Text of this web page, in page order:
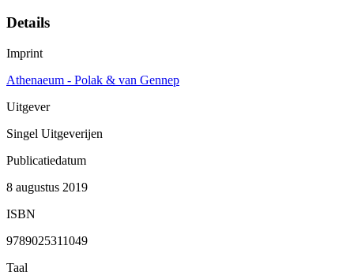
Details
Imprint
Athenaeum - Polak & van Gennep
Uitgever
Singel Uitgeverijen
Publicatiedatum
8 augustus 2019
ISBN
9789025311049
Taal